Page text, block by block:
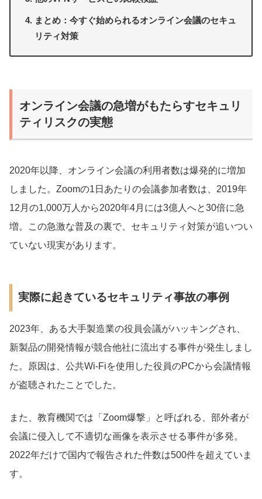
まとめ：今すぐ始められるオンライン会議のセキュ
リティ対策
オンライン会議の急増がもたらすセキュリ
ティリスクの実態
2020年以降、オンライン会議の利用者数は爆発的に増加
しました。Zoomの1日あたりの会議参加者数は、2019年
12月の1,000万人から2020年4月には3億人へと30倍に急
増。この急激な普及の裏で、セキュリティ対策が追いつい
ていない現実があります。
実際に起きているセキュリティ事故の事例
2023年、ある大手製造業の役員会議がハッキングされ、
新製品の開発情報が競合他社に流出する事件が発生しまし
た。原因は、公共Wi-Fiを使用した役員のPCから会議情報
が盗聴されたことでした。
また、教育機関では「Zoom爆撃」と呼ばれる、部外者が
会議に侵入して不適切な画像を表示させる事件が多発。
2022年だけで国内で報告された件数は500件を超えていま
す。